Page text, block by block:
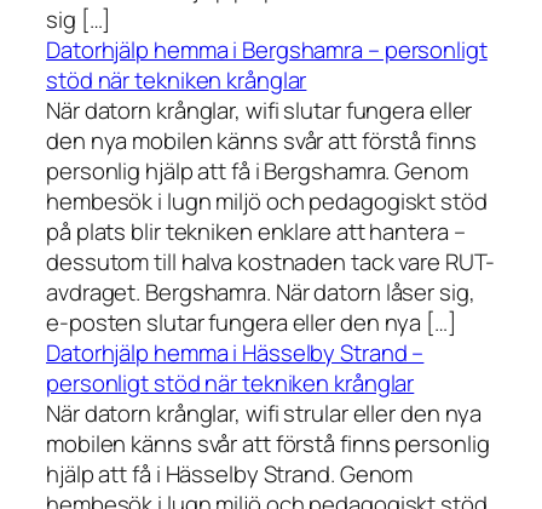
sig […]
Datorhjälp hemma i Bergshamra – personligt
stöd när tekniken krånglar
När datorn krånglar, wifi slutar fungera eller
den nya mobilen känns svår att förstå finns
personlig hjälp att få i Bergshamra. Genom
hembesök i lugn miljö och pedagogiskt stöd
på plats blir tekniken enklare att hantera –
dessutom till halva kostnaden tack vare RUT-
avdraget. Bergshamra. När datorn låser sig,
e-posten slutar fungera eller den nya […]
Datorhjälp hemma i Hässelby Strand –
personligt stöd när tekniken krånglar
När datorn krånglar, wifi strular eller den nya
mobilen känns svår att förstå finns personlig
hjälp att få i Hässelby Strand. Genom